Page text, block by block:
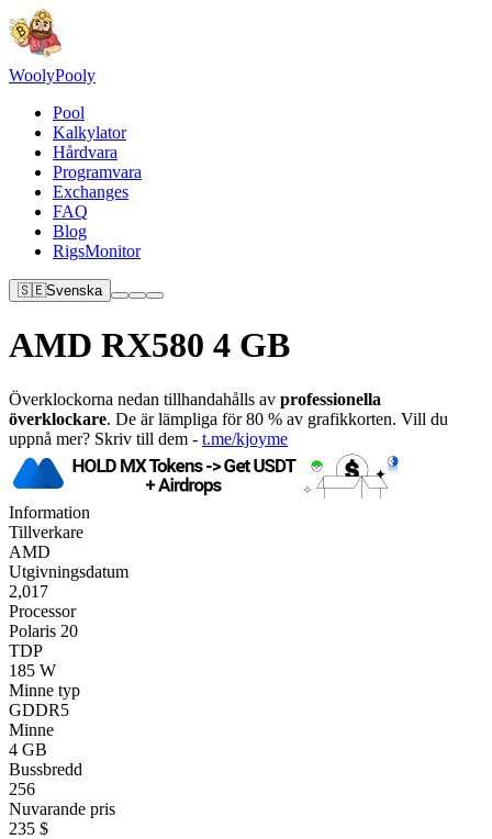
WoolyPooly
Pool
Kalkylator
Hårdvara
Programvara
Exchanges
FAQ
Blog
RigsMonitor
🇸🇪Svenska
AMD RX580 4 GB
Överklockorna nedan tillhandahålls av professionella
överklockare. De är lämpliga för 80 % av grafikkorten. Vill du
uppnå mer? Skriv till dem - t.me/kjoyme
Information
Tillverkare
AMD
Utgivningsdatum
2,017
Processor
Polaris 20
TDP
185 W
Minne typ
GDDR5
Minne
4 GB
Bussbredd
256
Nuvarande pris
235 $